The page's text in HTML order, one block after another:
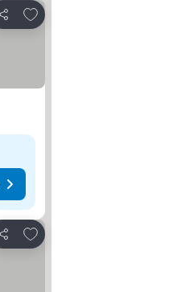
Κοινοποίηση
Προσθήκη στα αγαπημένα
Κοινοποίηση
Προσθήκη στα αγαπημένα